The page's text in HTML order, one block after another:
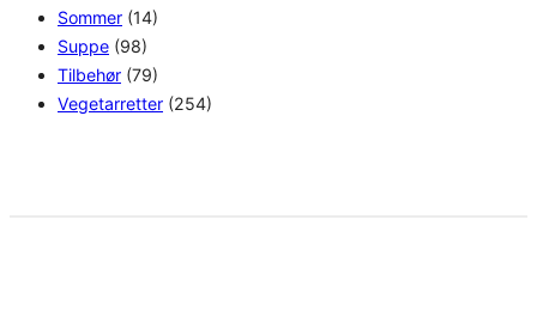
Sommer (14)
Suppe (98)
Tilbehør (79)
Vegetarretter (254)